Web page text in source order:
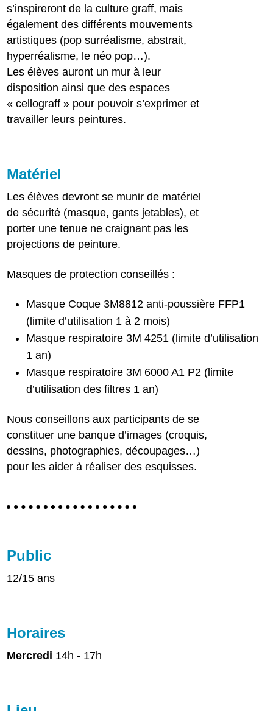
s’inspireront de la culture graff, mais
également des différents mouvements
artistiques (pop surréalisme, abstrait,
hyperréalisme, le néo pop…).
Les élèves auront un mur à leur
disposition ainsi que des espaces
« cellograff » pour pouvoir s’exprimer et
travailler leurs peintures.
Matériel
Les élèves devront se munir de matériel
de sécurité (masque, gants jetables), et
porter une tenue ne craignant pas les
projections de peinture.
Masques de protection conseillés :
Masque Coque 3M8812 anti-poussière FFP1
(limite d’utilisation 1 à 2 mois)
Masque respiratoire 3M 4251 (limite d’utilisation
1 an)
Masque respiratoire 3M 6000 A1 P2 (limite
d’utilisation des filtres 1 an)
Nous conseillons aux participants de se
constituer une banque d’images (croquis,
dessins, photographies, découpages…)
pour les aider à réaliser des esquisses.
Public
12/15 ans
Horaires
Mercredi 14h - 17h